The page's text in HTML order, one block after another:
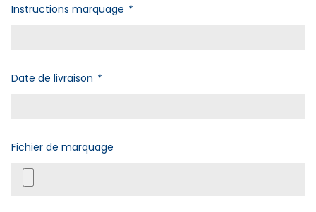
Instructions marquage *
Date de livraison *
Fichier de marquage